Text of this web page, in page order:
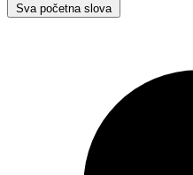
Sva početna slova